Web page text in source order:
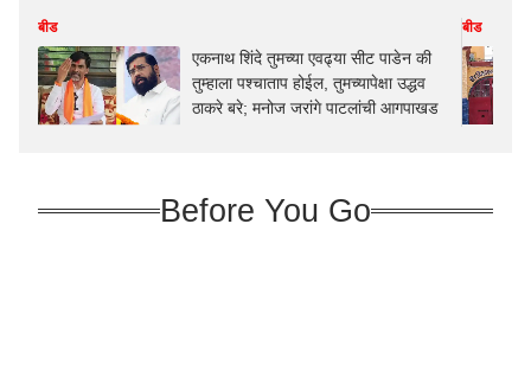
बीड
एकनाथ शिंदे तुमच्या एवढ्या सीट पाडेन की
तुम्हाला पश्चाताप होईल, तुमच्यापेक्षा उद्धव
ठाकरे बरे; मनोज जरांगे पाटलांची आगपाखड
बीड
Before You Go